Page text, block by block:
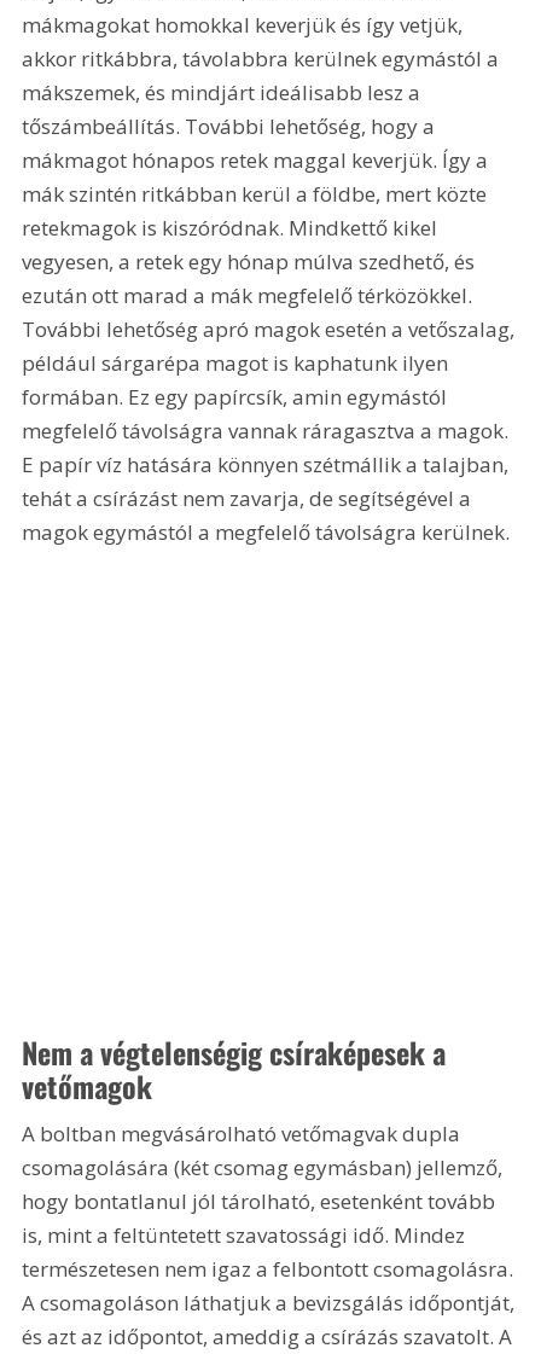
mákmagokat homokkal keverjük és így vetjük,
akkor ritkábbra, távolabbra kerülnek egymástól a
mákszemek, és mindjárt ideálisabb lesz a
tőszámbeállítás. További lehetőség, hogy a
mákmagot hónapos retek maggal keverjük. Így a
mák szintén ritkábban kerül a földbe, mert közte
retekmagok is kiszóródnak. Mindkettő kikel
vegyesen, a retek egy hónap múlva szedhető, és
ezután ott marad a mák megfelelő térközökkel.
További lehetőség apró magok esetén a vetőszalag,
például sárgarépa magot is kaphatunk ilyen
formában. Ez egy papírcsík, amin egymástól
megfelelő távolságra vannak ráragasztva a magok.
E papír víz hatására könnyen szétmállik a talajban,
tehát a csírázást nem zavarja, de segítségével a
magok egymástól a megfelelő távolságra kerülnek.
Nem a végtelenségig csíraképesek a
vetőmagok
A boltban megvásárolható vetőmagvak dupla
csomagolására (két csomag egymásban) jellemző,
hogy bontatlanul jól tárolható, esetenként tovább
is, mint a feltüntetett szavatossági idő. Mindez
természetesen nem igaz a felbontott csomagolásra.
A csomagoláson láthatjuk a bevizsgálás időpontját,
és azt az időpontot, ameddig a csírázás szavatolt. A